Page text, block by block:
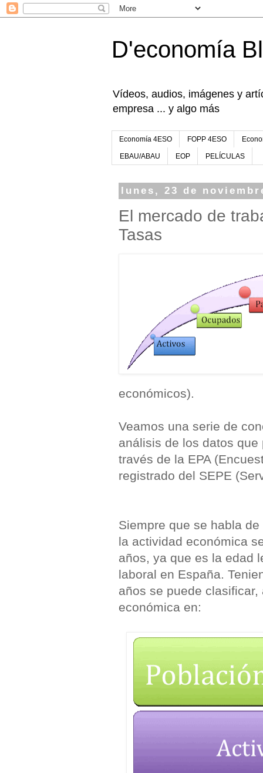
D'economía
Vídeos, audios, imágenes y
empresa ... y algo más
Economía 4ESO FOPP 4ESO
EBAU/ABAU EOP PELÍCULAS
lunes, 23 de
El mercado de
Tasas
económicos).
Veamos una serie de
análisis de los datos
través de la EPA
registrado del SEPE
Siempre que se habla
la actividad económica
años, ya que es la edad
laboral en España.
años se puede
económica en: